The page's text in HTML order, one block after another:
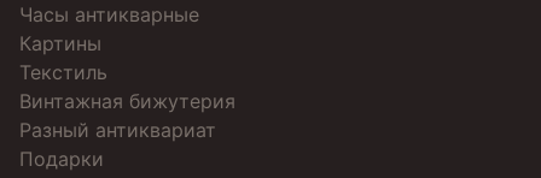
Часы антикварные
Картины
Текстиль
Винтажная бижутерия
Разный антиквариат
Подарки